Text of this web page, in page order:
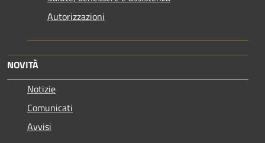
Autorizzazioni
NOVITÀ
Notizie
Comunicati
Avvisi